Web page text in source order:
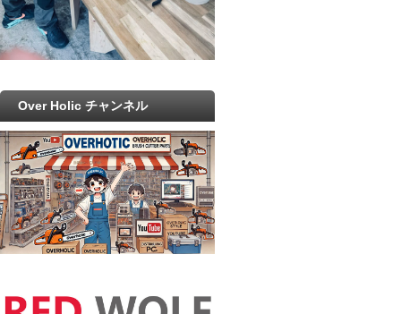
Over Holic チャンネル